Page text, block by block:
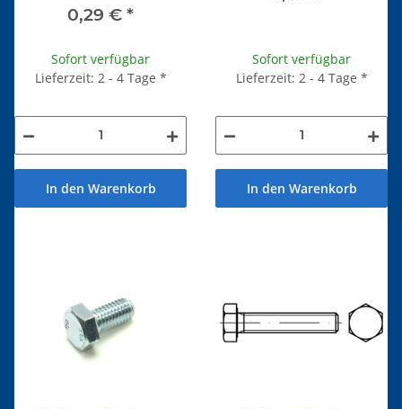
0,29 € *
Sofort verfügbar
Lieferzeit: 2 - 4 Tage *
In den Warenkorb
Sofort verfügbar
Lieferzeit: 2 - 4 Tage *
In den Warenkorb